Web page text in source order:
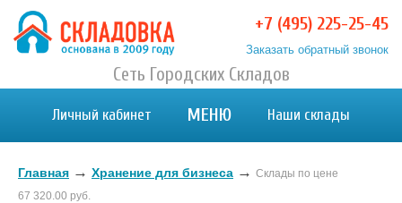
Хранение вещей в Москве и МО. Склад временного
Хранение вещей в Москве и МО. Склад временного хранения. Складовка
+7 (495) 225-25-45
Заказать обратный звонок
Сеть Городских Складов
Личный кабинет МЕНЮ Наши склады
Главная → Хранение для бизнеса → Склады по цене
67 320.00 руб.